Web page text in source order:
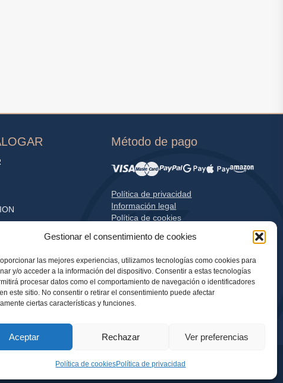
Gestionar el consentimiento de cookies
las mejores experiencias, utilizamos tecnologías como cookies para
y/o acceder a la información del dispositivo. Consentir a estas tecnologías
procesar datos como el comportamiento de navegación o identificadores
este sitio. No consentir o retirar el consentimiento puede afectar
ciertas características y funciones.
Aceptar Rechazar Ver preferencias
Política de cookiesPolítica de privacidad
Método de pago
Política de privacidad
Información legal
Política de cookies
y Francia.